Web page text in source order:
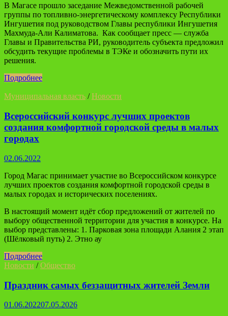
В Магасе прошло заседание Межведомственной рабочей
группы по топливно-энергетическому комплексу Республики
Ингушетия под руководством Главы республики Ингушетия
Махмуда-Али Калиматова. Как сообщает пресс — служба
Главы и Правительства РИ, руководитель субъекта предложил
обсудить текущие проблемы в ТЭКе и обозначить пути их
решения.
Подробнее
Муниципальная власть /Новости
Всероссийский конкурс лучших проектов
создания комфортной городской среды в малых
городах
02.06.2022
Город Магас принимает участие во Всероссийском конкурсе
лучших проектов создания комфортной городской среды в
малых городах и исторических поселениях.
В настоящий момент идёт сбор предложений от жителей по
выбору общественной территории для участия в конкурсе. На
выбор представлены: 1. Парковая зона площади Алания 2 этап
(Шёлковый путь) 2. Этно ау
Подробнее
Новости /Общество
Праздник самых беззащитных жителей Земли
01.06.202207.05.2026